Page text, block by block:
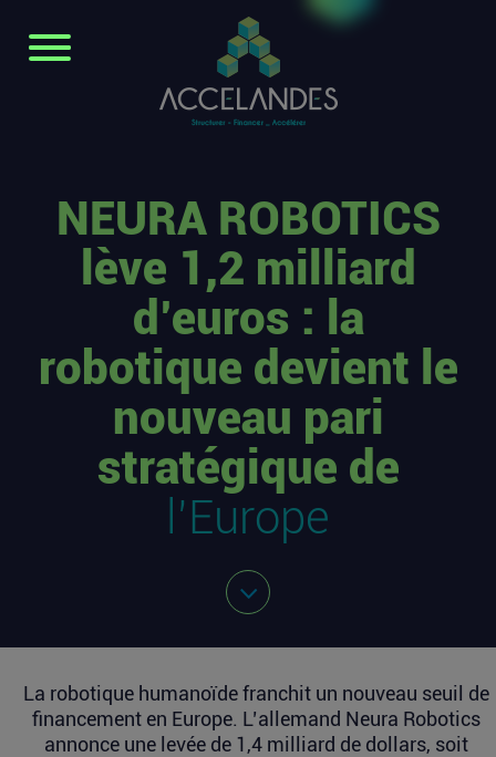
NEURA ROBOTICS
lève 1,2 milliard
d’euros : la
robotique devient le
nouveau pari
stratégique de
l’Europe
La robotique humanoïde franchit un nouveau seuil de
financement en Europe. L’allemand Neura Robotics
annonce une levée de 1,4 milliard de dollars, soit